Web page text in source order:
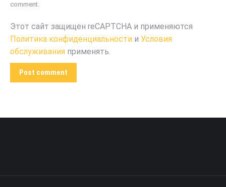
comment.
Этот сайт защищен reCAPTCHA и применяются
Политика конфиденциальности и Условия
обслуживания применять.
Post comment